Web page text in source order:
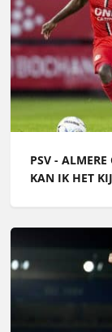
PSV -
KAN IK HET